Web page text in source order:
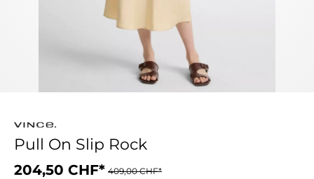
Pull On Slip Rock
204,50 CHF* 409,00 CHF*